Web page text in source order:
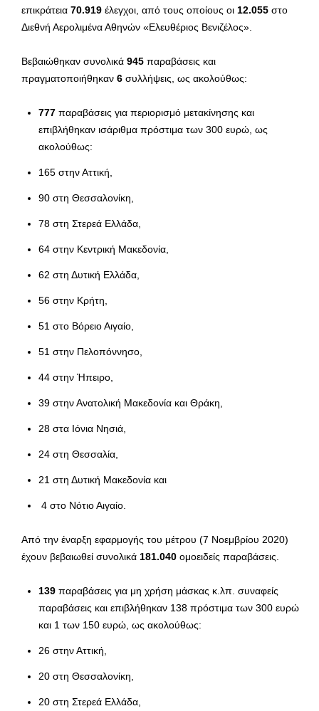
επικράτεια 70.919 έλεγχοι, από τους οποίους οι 12.055 στο
Διεθνή Αερολιμένα Αθηνών «Ελευθέριος Βενιζέλος».
Βεβαιώθηκαν συνολικά 945 παραβάσεις και
πραγματοποιήθηκαν 6 συλλήψεις, ως ακολούθως:
777 παραβάσεις για περιορισμό μετακίνησης και
επιβλήθηκαν ισάριθμα πρόστιμα των 300 ευρώ, ως
ακολούθως:
165 στην Αττική,
90 στη Θεσσαλονίκη,
78 στη Στερεά Ελλάδα,
64 στην Κεντρική Μακεδονία,
62 στη Δυτική Ελλάδα,
56 στην Κρήτη,
51 στο Βόρειο Αιγαίο,
51 στην Πελοπόννησο,
44 στην Ήπειρο,
39 στην Ανατολική Μακεδονία και Θράκη,
28 στα Ιόνια Νησιά,
24 στη Θεσσαλία,
21 στη Δυτική Μακεδονία και
4 στο Νότιο Αιγαίο.
Από την έναρξη εφαρμογής του μέτρου (7 Νοεμβρίου 2020)
έχουν βεβαιωθεί συνολικά 181.040 ομοειδείς παραβάσεις.
139 παραβάσεις για μη χρήση μάσκας κ.λπ. συναφείς
παραβάσεις και επιβλήθηκαν 138 πρόστιμα των 300 ευρώ
και 1 των 150 ευρώ, ως ακολούθως:
26 στην Αττική,
20 στη Θεσσαλονίκη,
20 στη Στερεά Ελλάδα,